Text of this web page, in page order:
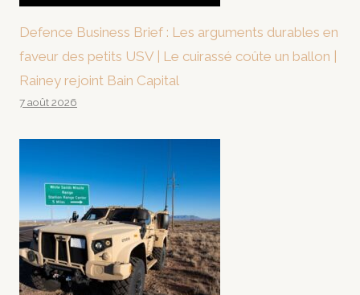
Defence Business Brief : Les arguments durables en
faveur des petits USV | Le cuirassé coûte un ballon |
Rainey rejoint Bain Capital
7 août 2026